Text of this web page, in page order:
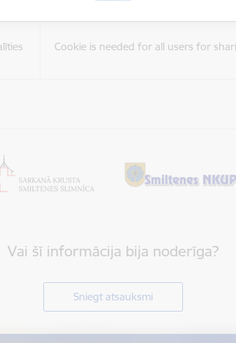
Cookie is needed for all users for
Vai šī informācija bija noderīga?
Sniegt atsauksmi